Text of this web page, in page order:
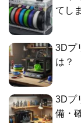
てし
3Dプ
は？
3Dプ
備・